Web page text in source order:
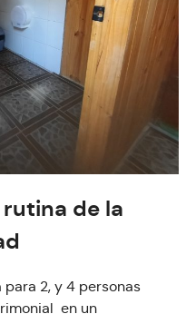
de la
2, y 4 personas
en un